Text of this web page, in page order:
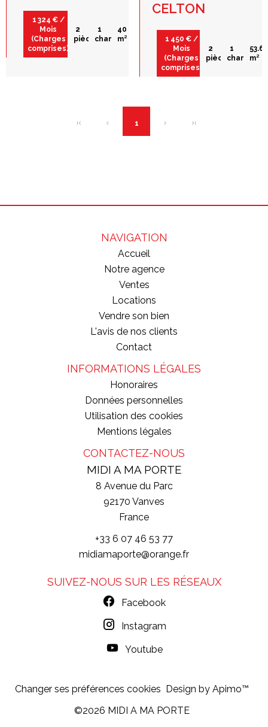
1 324 € /
Mois
(Charges
comprises)
2
pièces
1
chambre
40
m²
CELTON
1 450 € /
Mois
(Charges
comprises)
2
pièces
1
chambre
53.6
m²
1
NAVIGATION
Accueil
Notre agence
Ventes
Locations
Vendre son bien
L'avis de nos clients
Contact
INFORMATIONS LÉGALES
Honoraires
Données personnelles
Utilisation des cookies
Mentions légales
CONTACTEZ-NOUS
MIDI A MA PORTE
8 Avenue du Parc
92170 Vanves
France
+33 6 07 46 53 77
midiamaporte@orange.fr
SUIVEZ-NOUS SUR LES RÉSEAUX
Facebook
Instagram
Youtube
Changer ses préférences cookies Design by Apimo™
©2026 MIDI A MA PORTE